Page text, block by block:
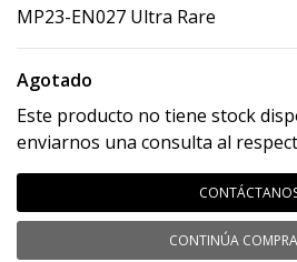
MP23-EN027 Ultra Rare
Agotado
Este producto no tiene stock
enviarnos una consulta al
CONTINÚA